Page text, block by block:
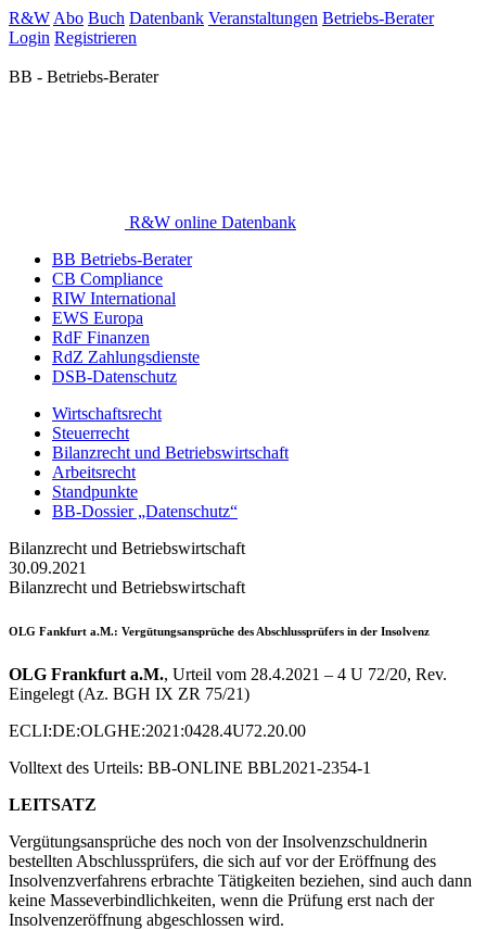
R&W Abo Buch Datenbank Veranstaltungen Betriebs-Berater
Login Registrieren
BB - Betriebs-Berater
R&W online Datenbank
BB Betriebs-Berater
CB Compliance
RIW International
EWS Europa
RdF Finanzen
RdZ Zahlungsdienste
DSB-Datenschutz
Wirtschaftsrecht
Steuerrecht
Bilanzrecht und Betriebswirtschaft
Arbeitsrecht
Standpunkte
BB-Dossier „Datenschutz“
Bilanzrecht und Betriebswirtschaft
30.09.2021
Bilanzrecht und Betriebswirtschaft
OLG Fankfurt a.M.: Vergütungsansprüche des Abschlussprüfers in der Insolvenz
OLG Frankfurt a.M., Urteil vom 28.4.2021 – 4 U 72/20, Rev.
Eingelegt (Az. BGH IX ZR 75/21)
ECLI:DE:OLGHE:2021:0428.4U72.20.00
Volltext des Urteils: BB-ONLINE BBL2021-2354-1
LEITSATZ
Vergütungsansprüche des noch von der Insolvenzschuldnerin
bestellten Abschlussprüfers, die sich auf vor der Eröffnung des
Insolvenzverfahrens erbrachte Tätigkeiten beziehen, sind auch dann
keine Masseverbindlichkeiten, wenn die Prüfung erst nach der
Insolvenzeröffnung abgeschlossen wird.